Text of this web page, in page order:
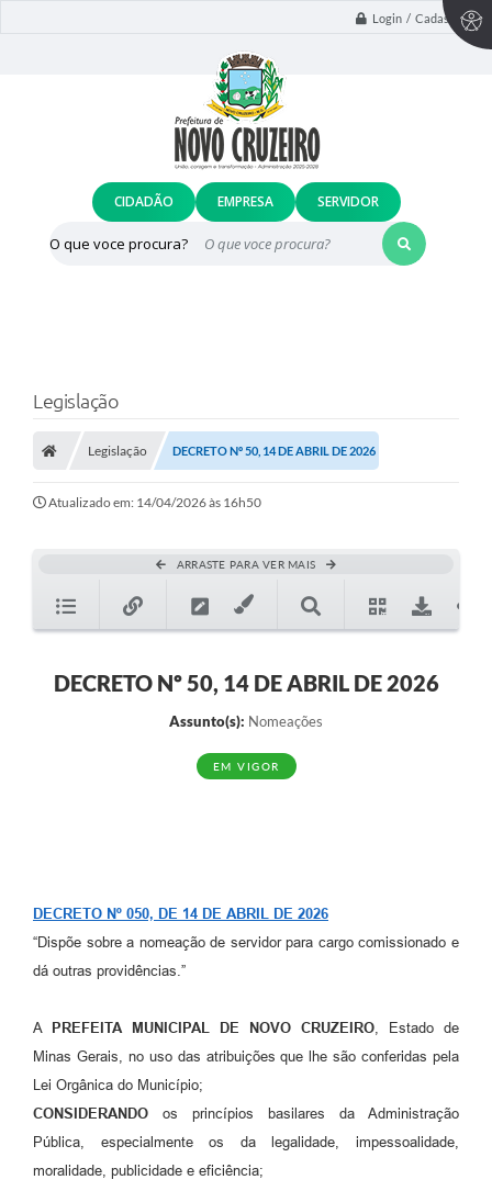
Login / Cadastro
O que voce procura?
CIDADÃO EMPRESA SERVIDOR
Legislação
Legislação DECRETO Nº 50, 14 DE ABRIL DE 2026
Atualizado em: 14/04/2026 às 16h50
ARRASTE PARA VER MAIS
DECRETO Nº 50, 14 DE ABRIL DE 2026
Assunto(s): Nomeações
EM VIGOR
DECRETO Nº 050, DE 14 DE ABRIL DE 2026
“Dispõe sobre a nomeação de servidor para cargo comissionado e
dá outras providências.”
A PREFEITA MUNICIPAL DE NOVO CRUZEIRO , Estado de
Minas Gerais, no uso das atribuições que lhe são conferidas pela
Lei Orgânica do Município;
CONSIDERANDO os princípios basilares da Administração
Pública, especialmente os da legalidade, impessoalidade,
moralidade, publicidade e eficiência;